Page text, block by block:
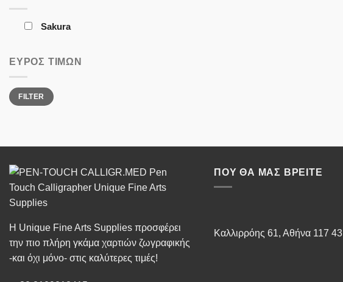
Sakura
ΕΎΡΟΣ ΤΙΜΏΝ
Min
price
Max
priceFILTER
Η Unique Fine Arts Supplies προσφέρει
την πιο πλήρη γκάμα χαρτιών ζωγραφικής
-και όχι μόνο- στις καλύτερες τιμές!
ΠΟΥ ΘΑ ΜΑΣ ΒΡΕΊΤΕ
Καλλιρρόης 61, Αθήνα 117 43